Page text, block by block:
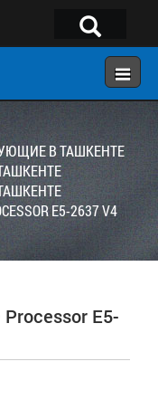
×
В ТАШКЕНТЕ
E5-2637 V4
E5-